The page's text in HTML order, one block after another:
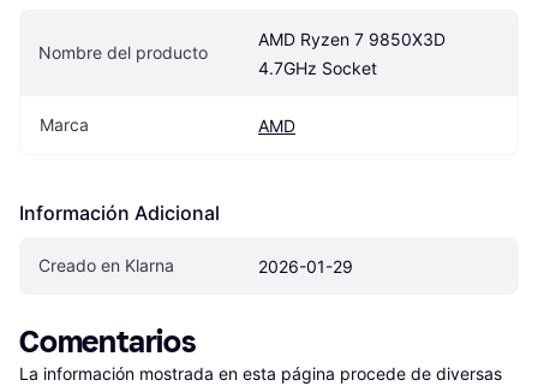
Nombre del producto
AMD Ryzen 7 9850X3D
4.7GHz Socket
Marca AMD
Información Adicional
Creado en Klarna 2026-01-29
Comentarios
La información mostrada en esta página procede de diversas